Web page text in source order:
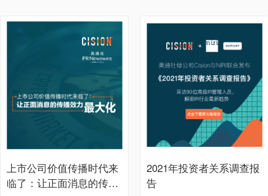
上市公司价值传播时代来
临了：让正面消息的传播
2021年投资者关系调查报
告